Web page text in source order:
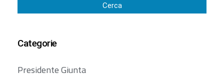
Cerca
Categorie
Presidente Giunta